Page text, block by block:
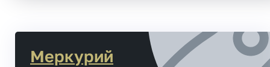
Меркурий